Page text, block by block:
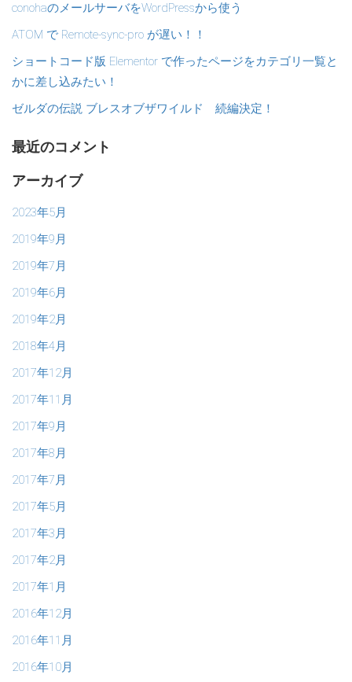
conohaのメールサーバをWordPressから使う
ATOM で Remote-sync-pro が遅い！！
ショートコード版 Elementor で作ったページをカテゴリ一覧と
かに差し込みたい！
ゼルダの伝説 ブレスオブザワイルド 続編決定！
最近のコメント
アーカイブ
2023年5月
2019年9月
2019年7月
2019年6月
2019年2月
2018年4月
2017年12月
2017年11月
2017年9月
2017年8月
2017年7月
2017年5月
2017年3月
2017年2月
2017年1月
2016年12月
2016年11月
2016年10月